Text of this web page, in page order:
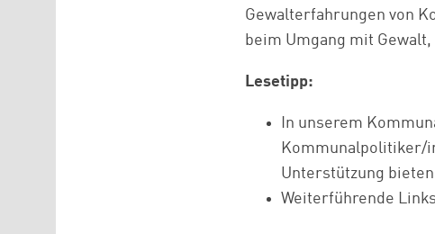
Gewalterfahrungen von
beim Umgang mit
Lesetipp:
In unserem
Kommunalpolitiker/
Unterstützung
Weiterführende